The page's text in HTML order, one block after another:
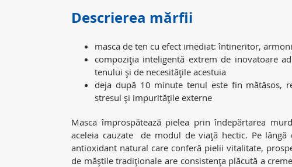
Descrierea mărfii
masca de ten cu efect imediat: întineritor,
compoziţia inteligentă extrem de inovatoare
tenului şi de necesităţile acestuia
deja după 10 minute tenul este fin mătăsos,
stresul şi impurităţile externe
Masca împrospătează pielea prin îndepărtarea
aceleia cauzate de modul de viaţă hectic. Pe lângă
antioxidant natural care conferă pielii vitalitate,
de măştile tradiţionale are consistenţa plăcută a